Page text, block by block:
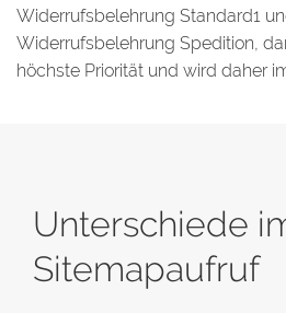
Widerrufsbelehrung Standard1
Widerrufsbelehrung Spedition,
höchste Priorität und wird daher
Unterschiede
Sitemapaufruf